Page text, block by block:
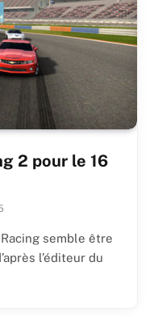
2 pour le 16
semble être
l’éditeur du